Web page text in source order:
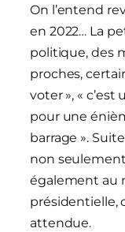
On l’entend
en 2022… La
politique, des
proches,
voter », «
pour une
barrage ».
non
également au
présidentielle,
attendue.